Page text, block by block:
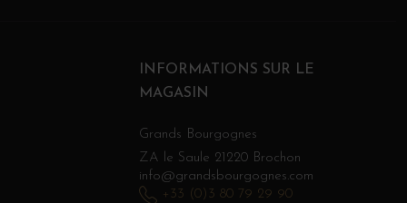
INFORMATIONS SUR LE
MAGASIN
Grands Bourgognes
ZA le Saule 21220 Brochon
info@grandsbourgognes.com
+33 (0)3 80 79 29 90